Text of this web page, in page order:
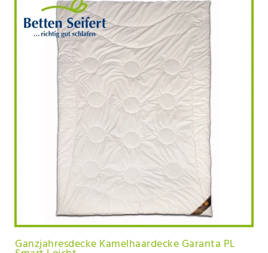
Ganzjahresdecke Kamelhaardecke Garanta PL